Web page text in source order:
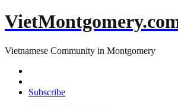
Vietnamese Community in Montgomery
Subscribe